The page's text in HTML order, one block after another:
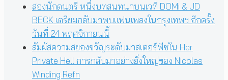
สองนักดนตรี หนึ่งบทสนทนาบนเวที DOMi & JD
BECK เตรียมกลับมาพบแฟนเพลงในกรุงเทพฯ อีกครั้ง
วันที่ 24 พฤศจิกายนนี้
สัมผัสความสยองขวัญระดับมาสเตอร์พีซใน Her
Private Hell การกลับมาอย่างยิ่งใหญ่ของ Nicolas
Winding Refn